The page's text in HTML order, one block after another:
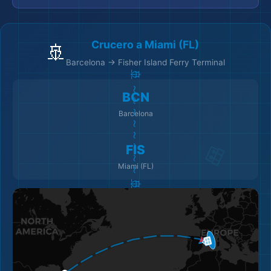
🚢 Crucero a Miami (FL)
Barcelona → Fisher Island Ferry Terminal
BCN
Barcelona
🚢 ～～～～～～～～ 🚢
FIS
Miami (FL)